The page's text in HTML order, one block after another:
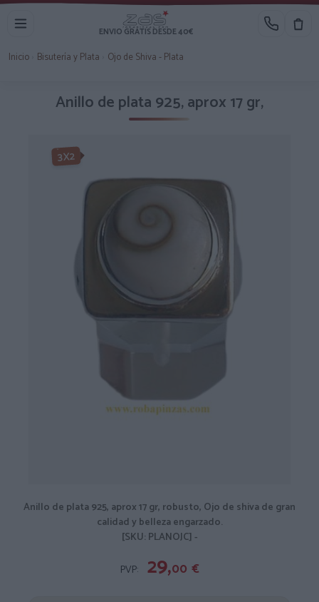
ENVIO GRATIS DESDE 40€
Inicio Bisutería y Plata Ojo de Shiva - Plata
Anillo de plata 925, aprox 17 gr,
3X2
Anillo de plata 925, aprox 17 gr, robusto, Ojo de shiva de gran
calidad y belleza engarzado.
[SKU: PLANOJC] -
PVP: 29,00 €